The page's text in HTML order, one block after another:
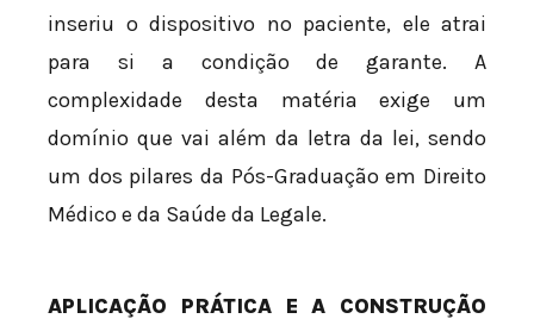
inseriu o dispositivo no paciente, ele atrai
para si a condição de garante. A
complexidade desta matéria exige um
domínio que vai além da letra da lei, sendo
um dos pilares da Pós-Graduação em Direito
Médico e da Saúde da Legale.
APLICAÇÃO PRÁTICA E A CONSTRUÇÃO